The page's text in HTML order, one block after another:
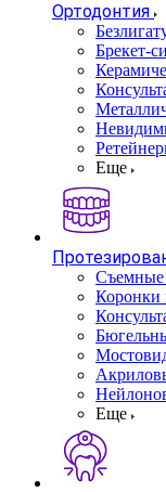
Ортодонтия
Брекет-
Еще
Съемные
Коронки
Еще